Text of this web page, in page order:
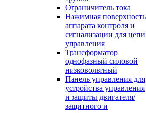
Ограничитель тока
Нажимная поверхность
аппарата контроля и
сигнализации для цепи
управления
Трансформатор
однофазный силовой
низковольтный
Панель управления для
устройства управления
и защиты двигателя/
защитного и